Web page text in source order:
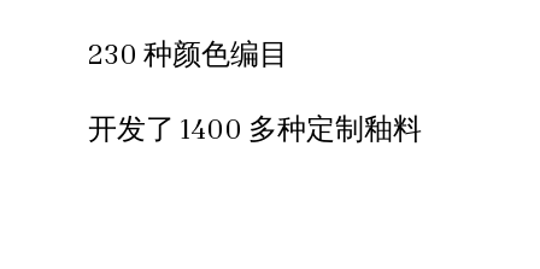
230 种颜色编目
开发了 1400 多种定制釉料